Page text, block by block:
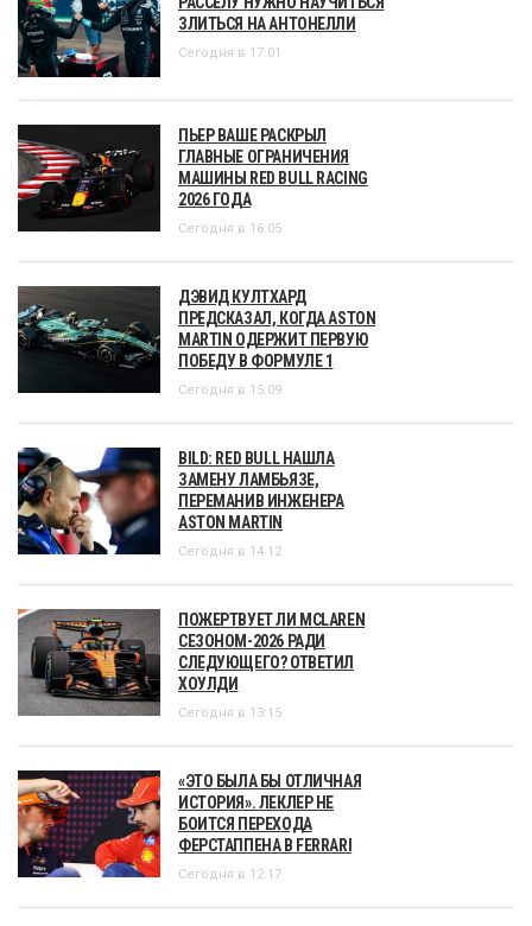
ЗЛИТЬСЯ НА АНТОНЕЛЛИ
Сегодня в 17:01
ПЬЕР ВАШЕ РАСКРЫЛ
ГЛАВНЫЕ ОГРАНИЧЕНИЯ
МАШИНЫ RED BULL RACING
2026 ГОДА
Сегодня в 16:05
ДЭВИД КУЛТХАРД
ПРЕДСКАЗАЛ, КОГДА ASTON
MARTIN ОДЕРЖИТ ПЕРВУЮ
ПОБЕДУ В ФОРМУЛЕ 1
Сегодня в 15:09
BILD: RED BULL НАШЛА
ЗАМЕНУ ЛАМБЬЯЗЕ,
ПЕРЕМАНИВ ИНЖЕНЕРА
ASTON MARTIN
Сегодня в 14:12
ПОЖЕРТВУЕТ ЛИ MCLAREN
СЕЗОНОМ-2026 РАДИ
СЛЕДУЮЩЕГО? ОТВЕТИЛ
ХОУЛДИ
Сегодня в 13:15
«ЭТО БЫЛА БЫ ОТЛИЧНАЯ
ИСТОРИЯ». ЛЕКЛЕР НЕ
БОИТСЯ ПЕРЕХОДА
ФЕРСТАППЕНА В FERRARI
Сегодня в 12:17